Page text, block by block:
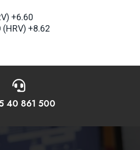
+6.60
(HRV) +8.62

40 861 500